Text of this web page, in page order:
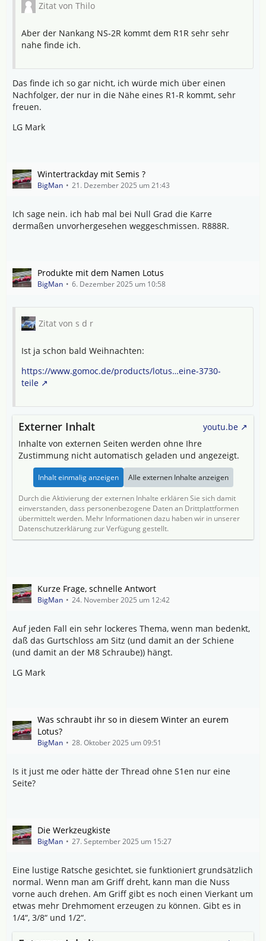
Zitat von Thilo
Aber der Nankang NS-2R kommt dem R1R sehr sehr
nahe finde ich.
Das finde ich so gar nicht, ich würde mich über einen
Nachfolger, der nur in die Nähe eines R1-R kommt, sehr
freuen.
LG Mark
Wintertrackday mit Semis ?
BigMan 21. Dezember 2025 um 21:43
Ich sage nein. ich hab mal bei Null Grad die Karre
dermaßen unvorhergesehen weggeschmissen. R888R.
Produkte mit dem Namen Lotus
BigMan 6. Dezember 2025 um 10:58
Zitat von s d r
Ist ja schon bald Weihnachten:
https://www.gomoc.de/products/lotus…eine-3730-
teile
Externer Inhalt
youtu.be
Inhalte von externen Seiten werden ohne Ihre
Zustimmung nicht automatisch geladen und angezeigt.
Inhalt einmalig anzeigen Alle externen Inhalte anzeigen
Durch die Aktivierung der externen Inhalte erklären Sie sich damit
einverstanden, dass personenbezogene Daten an Drittplattformen
übermittelt werden. Mehr Informationen dazu haben wir in unserer
Datenschutzerklärung zur Verfügung gestellt.
Kurze Frage, schnelle Antwort
BigMan 24. November 2025 um 12:42
Auf jeden Fall ein sehr lockeres Thema, wenn man bedenkt,
daß das Gurtschloss am Sitz (und damit an der Schiene
(und damit an der M8 Schraube)) hängt.
LG Mark
Was schraubt ihr so in diesem Winter an eurem
Lotus?
BigMan 28. Oktober 2025 um 09:51
Is it just me oder hätte der Thread ohne S1en nur eine
Seite?
Die Werkzeugkiste
BigMan 27. September 2025 um 15:27
Eine lustige Ratsche gesichtet, sie funktioniert grundsätzlich
normal. Wenn man am Griff dreht, kann man die Nuss
vorne auch drehen. Am Griff gibt es noch einen Vierkant um
etwas mehr Drehmoment erzeugen zu können. Gibt es in
1/4“, 3/8“ und 1/2“.